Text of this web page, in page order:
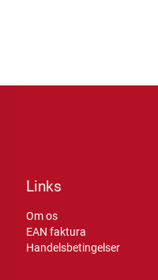
Links
Om os
EAN faktura
Handelsbetingelser